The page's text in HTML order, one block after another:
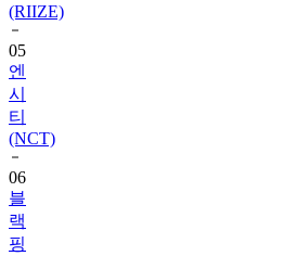
(RIIZE)
05
엔
시
티
(NCT)
06
블
랙
핑